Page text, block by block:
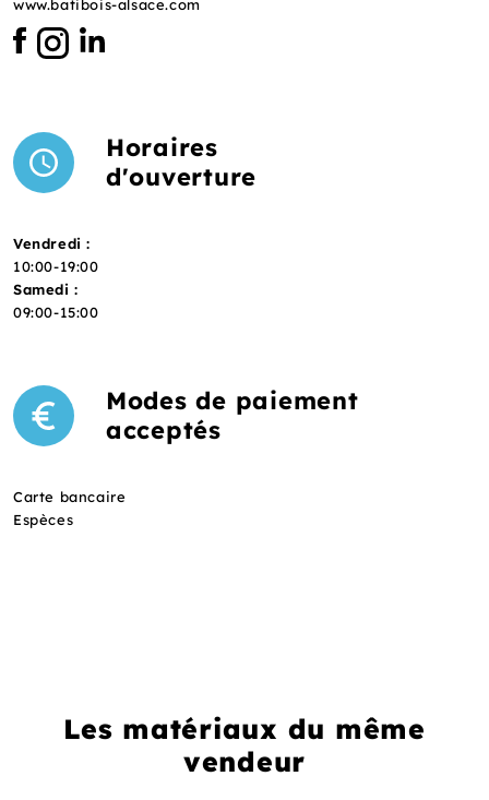
www.batibois-alsace.com
Horaires
d'ouverture
Vendredi :
10:00-19:00
Samedi :
09:00-15:00
Modes de paiement
acceptés
Carte bancaire
Espèces
Les matériaux du même
vendeur